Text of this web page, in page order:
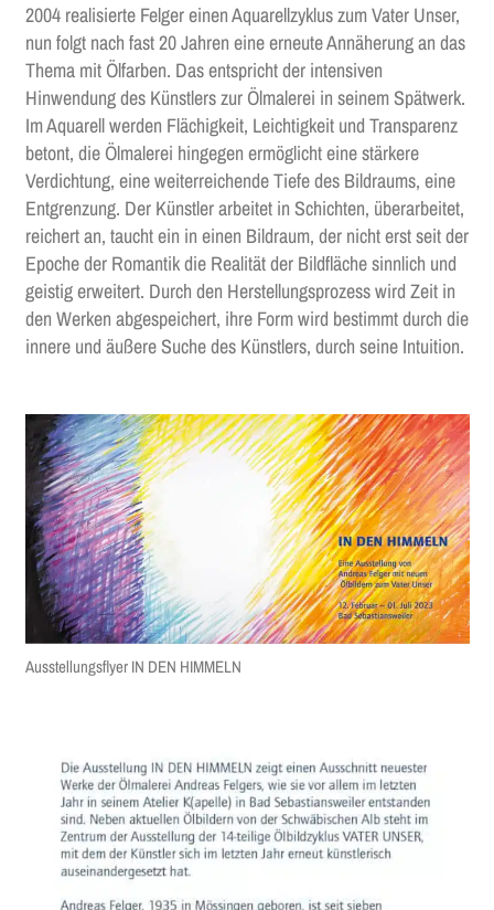
2004 realisierte Felger einen Aquarellzyklus zum Vater Unser,
nun folgt nach fast 20 Jahren eine erneute Annäherung an das
Thema mit Ölfarben. Das entspricht der intensiven
Hinwendung des Künstlers zur Ölmalerei in seinem Spätwerk.
Im Aquarell werden Flächigkeit, Leichtigkeit und Transparenz
betont, die Ölmalerei hingegen ermöglicht eine stärkere
Verdichtung, eine weiterreichende Tiefe des Bildraums, eine
Entgrenzung. Der Künstler arbeitet in Schichten, überarbeitet,
reichert an, taucht ein in einen Bildraum, der nicht erst seit der
Epoche der Romantik die Realität der Bildfläche sinnlich und
geistig erweitert. Durch den Herstellungsprozess wird Zeit in
den Werken abgespeichert, ihre Form wird bestimmt durch die
innere und äußere Suche des Künstlers, durch seine Intuition.
Ausstellungsflyer IN DEN HIMMELN